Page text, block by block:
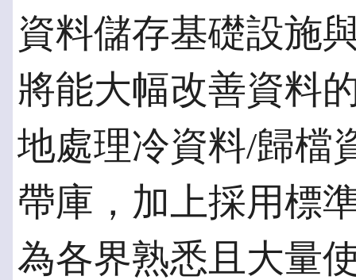
資料儲存基礎設施
將能大幅改善資料
地處理冷資料/歸檔
帶庫，加上採用標
為各界熟悉且大量